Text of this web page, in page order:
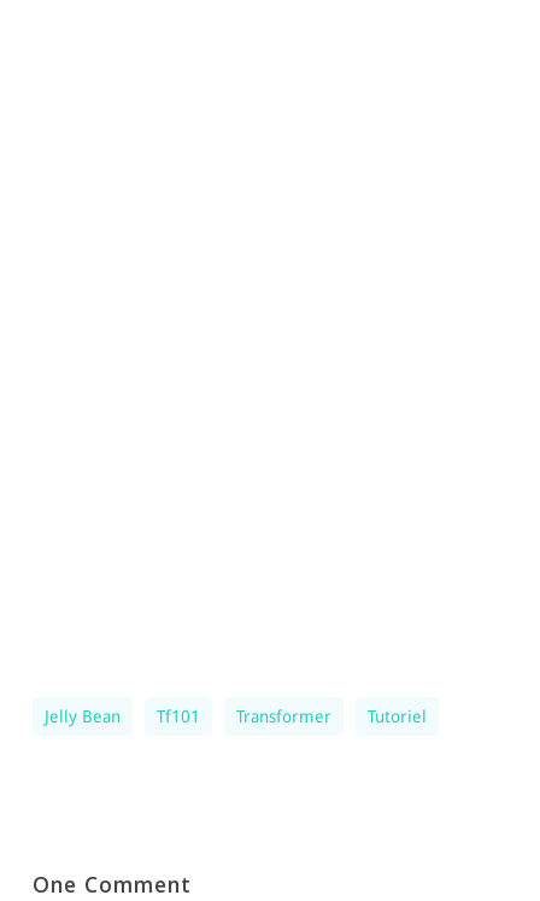
Jelly Bean Tf101 Transformer Tutoriel
One Comment